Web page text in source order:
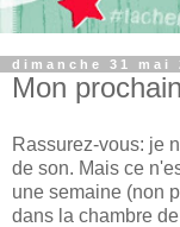
dimanche 31 mai
Mon
Rassurez-vous: je
de son. Mais ce
une semaine (non
dans la chambre